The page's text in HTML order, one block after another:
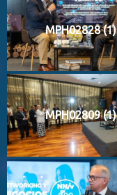
MPH02828 (1)
MPH02809 (1)